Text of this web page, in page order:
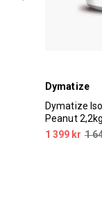
Dymatize
Dymatize
Peanut 2,2kg
1 399 kr 1